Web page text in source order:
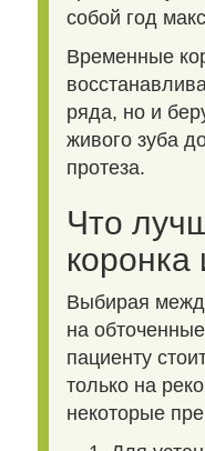
собой год
Временные
ряда, но и
живого зуба
протеза.
Что
Выбирая
на
пациенту
только на
некоторые